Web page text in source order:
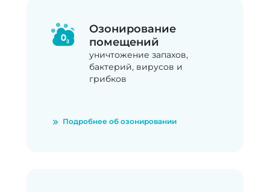
Озонирование
помещений
уничтожение запахов,
бактерий, вирусов и
грибков
Подробнее об озонировании